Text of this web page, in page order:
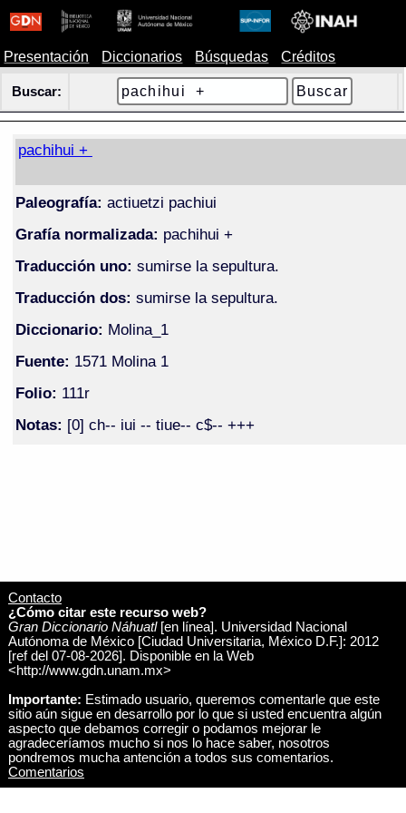
Presentación Diccionarios Búsquedas Créditos
Buscar:
pachihui +
Paleografía: actiuetzi pachiui
Grafía normalizada: pachihui +
Traducción uno: sumirse la sepultura.
Traducción dos: sumirse la sepultura.
Diccionario: Molina_1
Fuente: 1571 Molina 1
Folio: 111r
Notas: [0] ch-- iui -- tiue-- c$-- +++
Contacto
¿Cómo citar este recurso web?
Gran Diccionario Náhuatl[en línea]. Universidad Nacional
Autónoma de México [Ciudad Universitaria, México D.F.]: 2012
[ref del 07-08-2026]. Disponible en la Web
<http://www.gdn.unam.mx>
Importante: Estimado usuario, queremos comentarle que este
sitio aún sigue en desarrollo por lo que si usted encuentra algún
aspecto que debamos corregir o podamos mejorar le
agradeceríamos mucho si nos lo hace saber, nosotros
pondremos mucha antención a todos sus comentarios.
Comentarios